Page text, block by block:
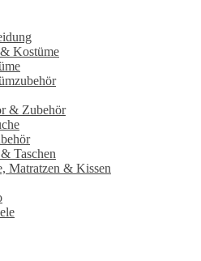
Kostüme
& Zubehör
Taschen
Matratzen & Kissen